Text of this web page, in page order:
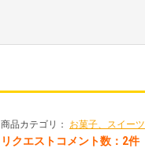
商品カテゴリ： お菓子、スイーツ
リクエストコメント数：2件